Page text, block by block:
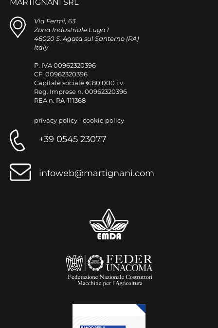
MARTIGNANI SRL
Via Fermi, 63
Zona Industriale Lugo 1
48020 S. Agata sul Santerno (RA)
Italy
P. IVA 00962320396
CF. 00962320396
Capitale sociale € 80.000 i.v.
Reg. Imprese n. 00962320396
REA n. RA-111368
privacy policy-cookie policy
+39 0545 23077
infoweb@martignani.com